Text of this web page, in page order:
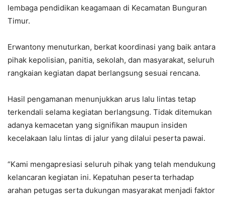
lembaga pendidikan keagamaan di Kecamatan Bunguran
Timur.
Erwantony menuturkan, berkat koordinasi yang baik antara
pihak kepolisian, panitia, sekolah, dan masyarakat, seluruh
rangkaian kegiatan dapat berlangsung sesuai rencana.
Hasil pengamanan menunjukkan arus lalu lintas tetap
terkendali selama kegiatan berlangsung. Tidak ditemukan
adanya kemacetan yang signifikan maupun insiden
kecelakaan lalu lintas di jalur yang dilalui peserta pawai.
“Kami mengapresiasi seluruh pihak yang telah mendukung
kelancaran kegiatan ini. Kepatuhan peserta terhadap
arahan petugas serta dukungan masyarakat menjadi faktor